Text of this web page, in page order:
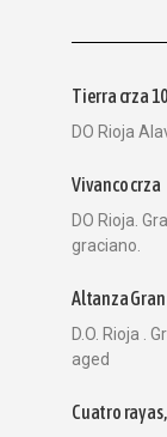
Tierra crza
DO Rioja
Vivanco crza
DO Rioja.
graciano.
Altanza
D.O. Rioja .
aged
Cuatro